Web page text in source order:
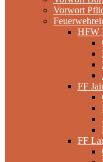
Vorwort
HFW
FF
FF